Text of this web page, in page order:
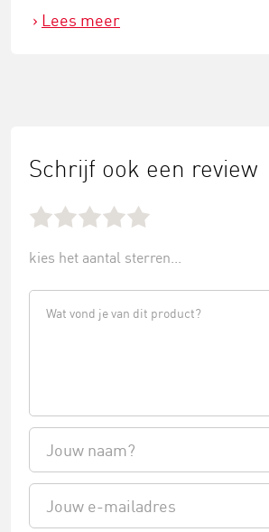
Lees meer
Schrijf ook een review
kies het aantal sterren...